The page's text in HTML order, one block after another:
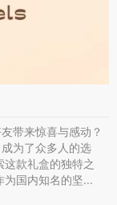
带来惊喜与感动？
为了众多人的选
款礼盒的独特之
国内知名的坚...